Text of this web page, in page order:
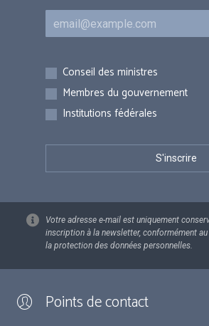
Courriel
Inscriptions
Conseil des ministres
Membres du gouvernement
Institutions fédérales
Votre adresse e-mail est uniquement
inscription à la newsletter, conformément
la protection des données personnelles.
Points de contact